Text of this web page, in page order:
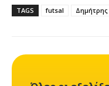
TAGS futsal